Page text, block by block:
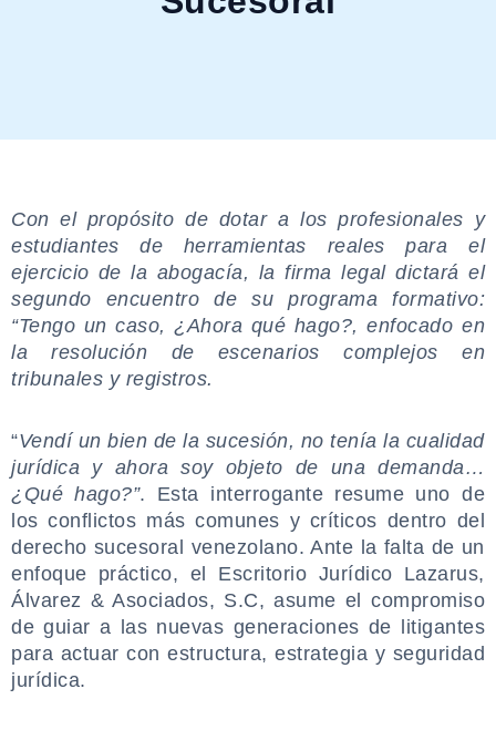
Con el propósito de dotar a los profesionales y
estudiantes de herramientas reales para el
ejercicio de la abogacía, la firma legal dictará el
segundo encuentro de su programa formativo:
“Tengo un caso, ¿Ahora qué hago?, enfocado en
la resolución de escenarios complejos en
tribunales y registros.
“Vendí un bien de la sucesión, no tenía la cualidad
jurídica y ahora soy objeto de una demanda…
¿Qué hago?”. Esta interrogante resume uno de
los conflictos más comunes y críticos dentro del
derecho sucesoral venezolano. Ante la falta de un
enfoque práctico, el Escritorio Jurídico Lazarus,
Álvarez & Asociados, S.C, asume el compromiso
de guiar a las nuevas generaciones de litigantes
para actuar con estructura, estrategia y seguridad
jurídica.